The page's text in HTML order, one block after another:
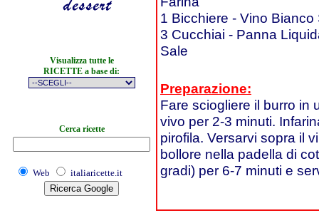
Visualizza tutte le
RICETTE a base di:
Cerca ricette
Web italiaricette.it
1 Bicchiere - Vino Bianco
3 Cucchiai - Panna
Sale
Preparazione:
Fare sciogliere il burro in
vivo per 2-3 minuti.
pirofila. Versarvi sopra il
bollore nella padella di
gradi) per 6-7 minuti e